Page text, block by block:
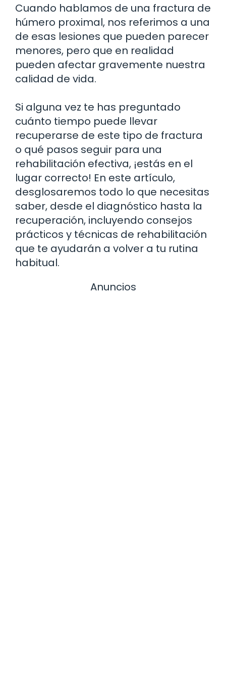
Cuando hablamos de una fractura de
húmero proximal, nos referimos a una
de esas lesiones que pueden parecer
menores, pero que en realidad
pueden afectar gravemente nuestra
calidad de vida.
Si alguna vez te has preguntado
cuánto tiempo puede llevar
recuperarse de este tipo de fractura
o qué pasos seguir para una
rehabilitación efectiva, ¡estás en el
lugar correcto! En este artículo,
desglosaremos todo lo que necesitas
saber, desde el diagnóstico hasta la
recuperación, incluyendo consejos
prácticos y técnicas de rehabilitación
que te ayudarán a volver a tu rutina
habitual.
Anuncios